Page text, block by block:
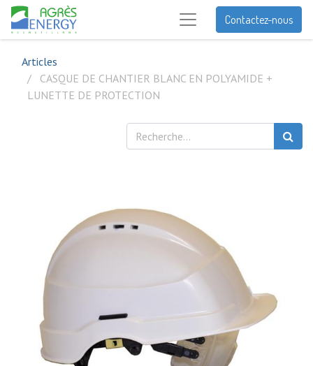
Contactez-nous
Articles
CASQUE DE CHANTIER BLANC EN POLYAMIDE +
LUNETTE DE PROTECTION